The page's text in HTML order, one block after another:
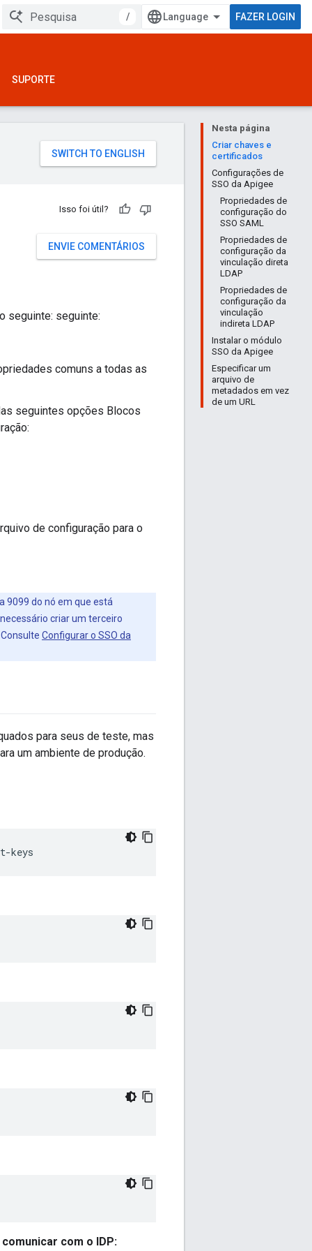
/ FAZER LOGIN
SUPORTE
Nesta página
Criar chaves e
certificados
Configurações de
SSO da Apigee
Propriedades de
configuração do
SSO SAML
Propriedades de
configuração da
vinculação direta
LDAP
Propriedades de
configuração da
vinculação
indireta LDAP
Instalar o módulo
SSO da Apigee
Especificar um
arquivo de
metadados em vez
de um URL
Isso foi útil?
ENVIE COMENTÁRIOS
seguinte: seguinte:
comuns a todas as
seguintes opções Blocos
de configuração para o
9099 do nó em que está
criar um terceiro
Configurar o SSO da
para seus de teste, mas
um ambiente de produção.
keys
com o IDP: